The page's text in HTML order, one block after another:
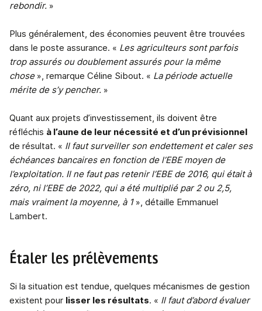
rebondir. »
Plus généralement, des économies peuvent être trouvées
dans le poste assurance. « Les agriculteurs sont parfois
trop assurés ou doublement assurés pour la même
chose», remarque Céline Sibout. « La période actuelle
mérite de s’y pencher. »
Quant aux projets d’investissement, ils doivent être
réfléchis à l’aune de leur nécessité et d’un prévisionnel
de résultat. « Il faut surveiller son endettement et caler ses
échéances bancaires en fonction de l’EBE moyen de
l’exploitation. Il ne faut pas retenir l’EBE de 2016, qui était à
zéro, ni l’EBE de 2022, qui a été multiplié par 2 ou 2,5,
mais vraiment la moyenne, à 1 », détaille Emmanuel
Lambert.
Étaler les prélèvements
Si la situation est tendue, quelques mécanismes de gestion
existent pour lisser les résultats. « Il faut d’abord évaluer